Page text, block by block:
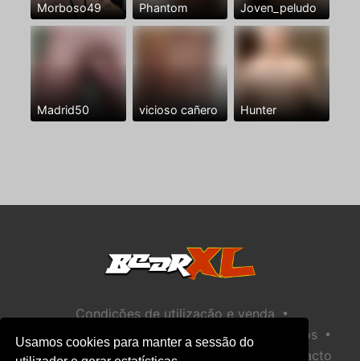
Usamos cookies para manter a sessão do
Morboso49 Phantom Joven_peludo
Madrid50 vicioso cañero Hunter
Condições de utilização e venda •
Política de privacidade Política de Biscoitos •
Política de Segurança Infantil Ajuda / Contacto